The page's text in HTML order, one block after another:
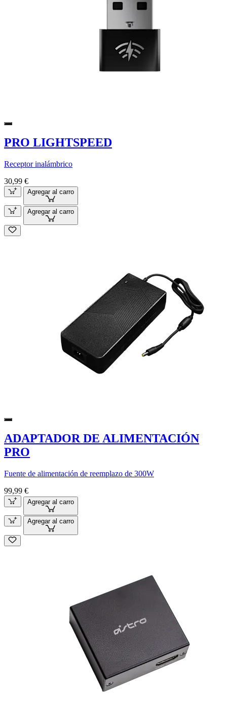
PRO LIGHTSPEED
Receptor inalámbrico
30,99 €
Agregar al carro
Agregar al carro
ADAPTADOR DE ALIMENTACIÓN
PRO
Fuente de alimentación de reemplazo de 300W
99,99 €
Agregar al carro
Agregar al carro